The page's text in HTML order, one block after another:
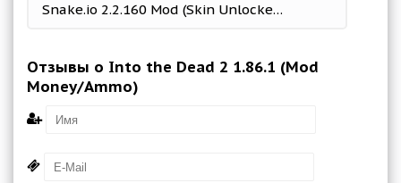
Snake.io 2.2.160 Mod (Skin Unlocked)
Отзывы о Into the Dead 2 1.86.1 (Mod
Money/Ammo)